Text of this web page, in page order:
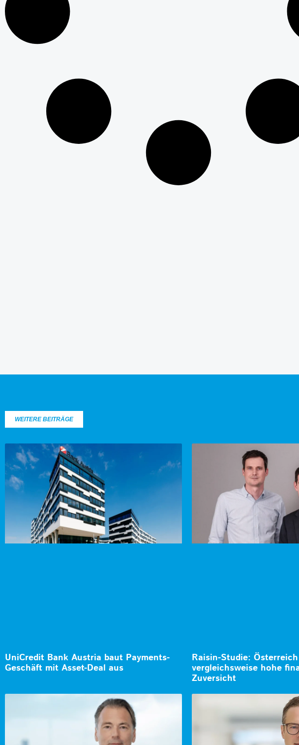
WEITERE BEITRÄGE
UniCredit Bank Austria baut Payments-
Geschäft mit Asset-Deal aus
Raisin-Studie:
vergleichsweise hohe
Zuversicht